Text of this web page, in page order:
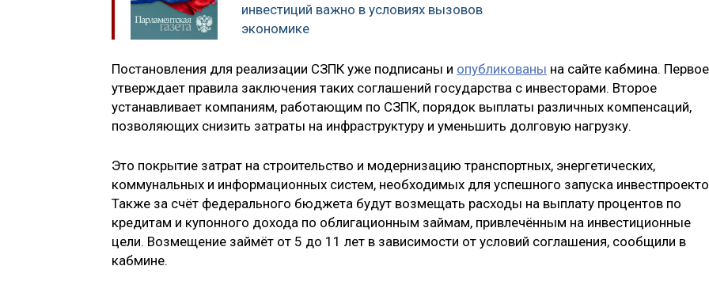
инвестиций важно в условиях вызовов
экономике
Постановления для реализации СЗПК уже подписаны и опубликованы на сайте кабмина. Первое
утверждает правила заключения таких соглашений государства с инвесторами. Второе
устанавливает компаниям, работающим по СЗПК, порядок выплаты различных компенсаций,
позволяющих снизить затраты на инфраструктуру и уменьшить долговую нагрузку.
Это покрытие затрат на строительство и модернизацию транспортных, энергетических,
коммунальных и информационных систем, необходимых для успешного запуска
Также за счёт федерального бюджета будут возмещать расходы на выплату процентов по
кредитам и купонного дохода по облигационным займам, привлечённым на инвестиционные
цели. Возмещение займёт от 5 до 11 лет в зависимости от условий соглашения, сообщили в
кабмине.